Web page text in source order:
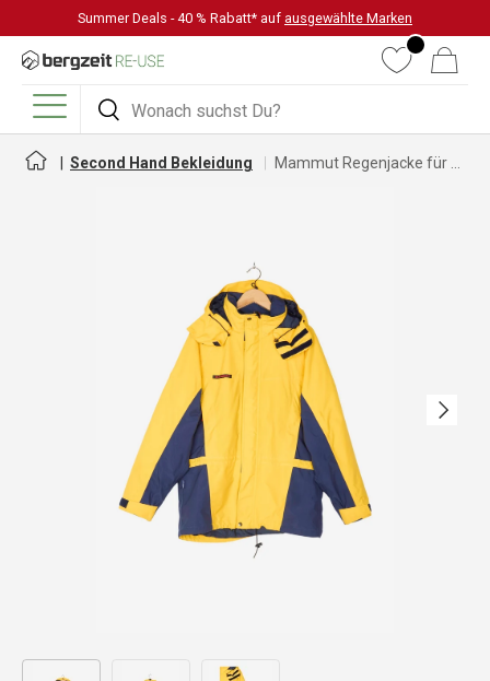
DIREKT ZUM INHALT
Summer Deals - 40 % Rabatt* auf ausgewählte Marken
Suchen
Suchen
WunschlisteWarenkorb
Menü
Second Hand Bekleidung
Nächste